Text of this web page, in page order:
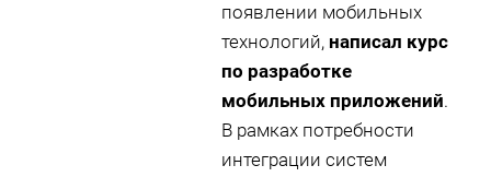
появлении мобильных
технологий, написал курс
по разработке
мобильных приложений.
В рамках потребности
интеграции систем